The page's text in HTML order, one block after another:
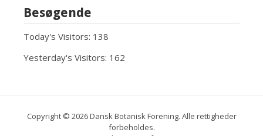
Besøgende
Today's Visitors: 138
Yesterday's Visitors: 162
Copyright © 2026 Dansk Botanisk Forening. Alle rettigheder
forbeholdes.